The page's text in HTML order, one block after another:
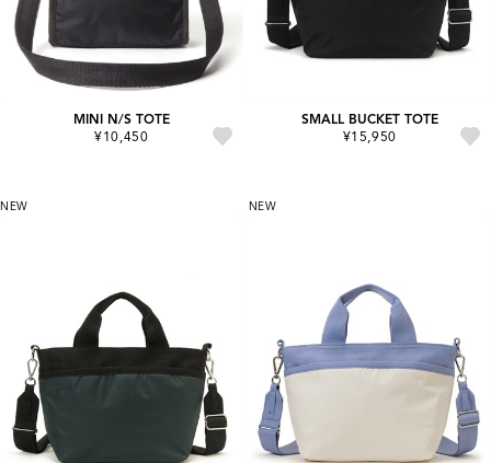
MINI N/S TOTE
¥10,450
SMALL BUCKET TOTE
¥15,950
NEW NEW